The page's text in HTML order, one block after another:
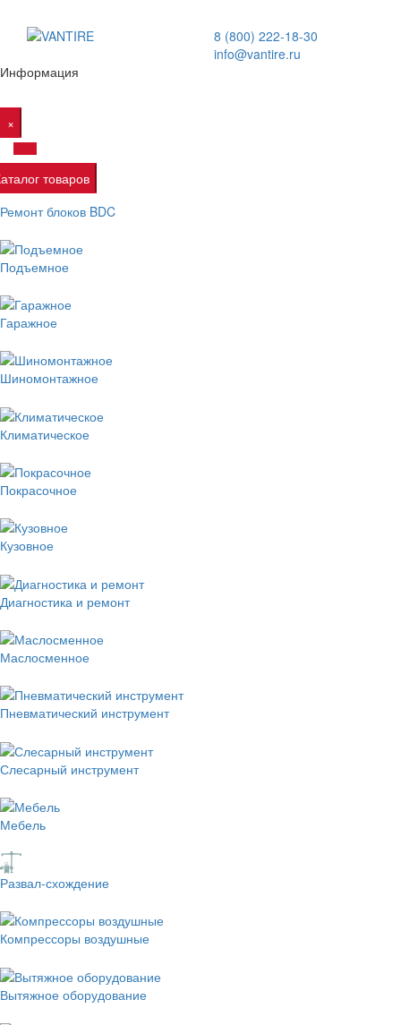
8 (800) 222-18-30
info@vantire.ru
Информация
×
товаров
Ремонт блоков BDC
Подъемное
Гаражное
Шиномонтажное
Климатическое
Покрасочное
Кузовное
Диагностика и ремонт
Маслосменное
Пневматический инструмент
Слесарный инструмент
Мебель
Развал-схождение
Компрессоры воздушные
Вытяжное оборудование